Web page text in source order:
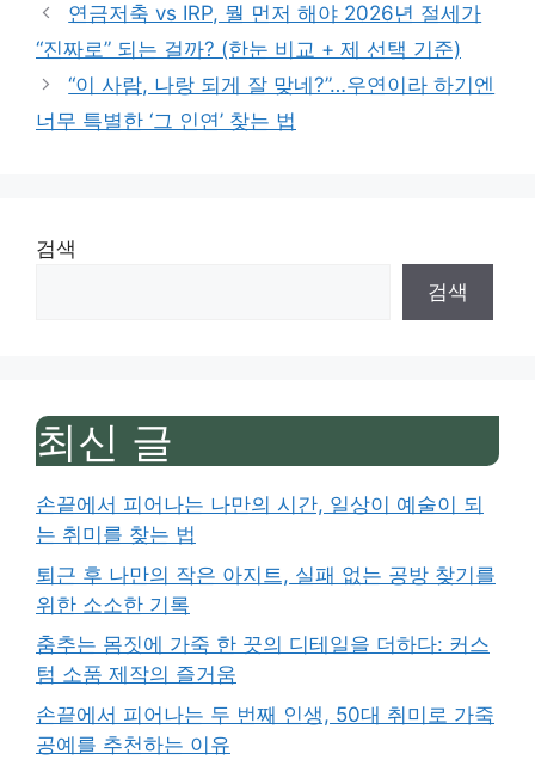
연금저축 vs IRP, 뭘 먼저 해야 2026년 절세가
“진짜로” 되는 걸까? (한눈 비교 + 제 선택 기준)
“이 사람, 나랑 되게 잘 맞네?”…우연이라 하기엔
너무 특별한 ‘그 인연’ 찾는 법
검색
검색
최신 글
손끝에서 피어나는 나만의 시간, 일상이 예술이 되
는 취미를 찾는 법
퇴근 후 나만의 작은 아지트, 실패 없는 공방 찾기를
위한 소소한 기록
춤추는 몸짓에 가죽 한 끗의 디테일을 더하다: 커스
텀 소품 제작의 즐거움
손끝에서 피어나는 두 번째 인생, 50대 취미로 가죽
공예를 추천하는 이유